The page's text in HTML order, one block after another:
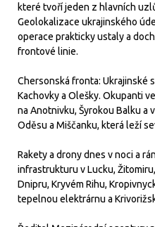
které tvoří jeden z hlavních
Geolokalizace ukrajinského
operace prakticky ustaly a
frontové linie.
Chersonská fronta: Ukrajinské
Kachovky a Olešky. Okupanti
na Anotnivku, Šyrokou Balku a
Oděsu a Miščanku, která leží
Rakety a drony dnes v noci a
infrastrukturu v Lucku,
Dnipru, Kryvém Rihu,
tepelnou elektrárnu a